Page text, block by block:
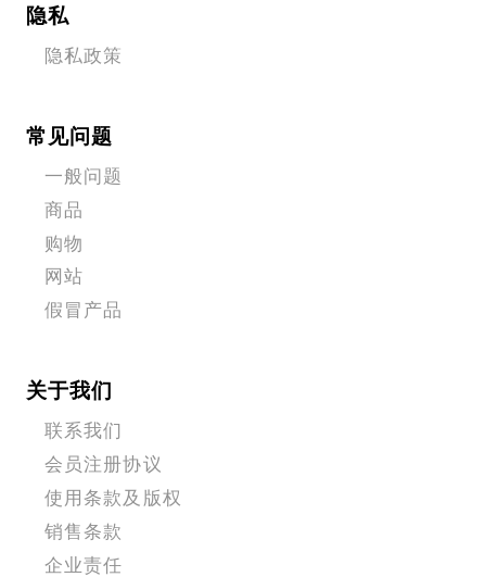
隐私
隐私政策
常见问题
一般问题
商品
购物
网站
假冒产品
关于我们
联系我们
会员注册协议
使用条款及版权
销售条款
企业责任